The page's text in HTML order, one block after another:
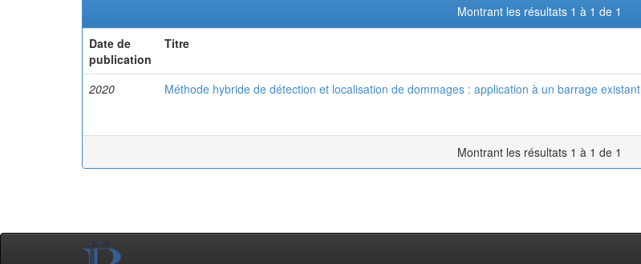
Montrant les résultats 1 à 1 de 1
Date de
publication
Titre
2020 Méthode hybride de détection et localisation de dommages : application à un barrage existant
Montrant les résultats 1 à 1 de 1